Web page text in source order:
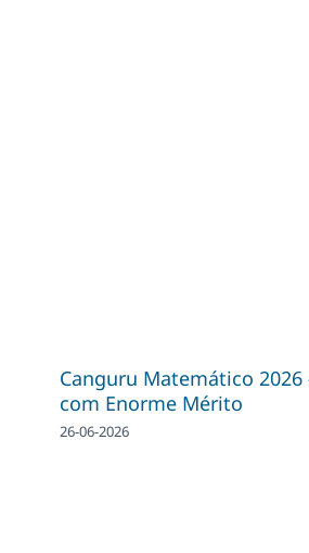
Canguru Matemático 2026
com Enorme Mérito
26-06-2026